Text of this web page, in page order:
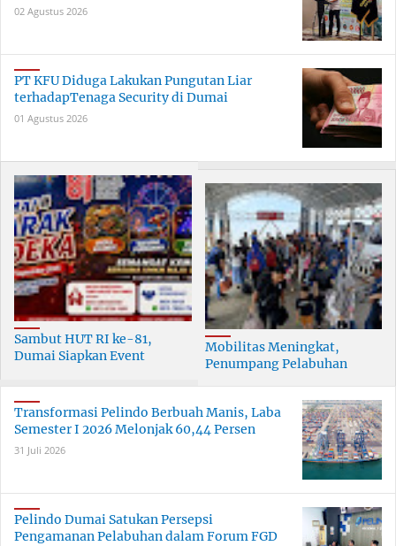
02 Agustus 2026
PT KFU Diduga Lakukan Pungutan Liar
terhadapTenaga Security di Dumai
01 Agustus 2026
Sambut HUT RI ke-81,
Dumai Siapkan Event
Mobilitas Meningkat,
Penumpang Pelabuhan
Transformasi Pelindo Berbuah Manis, Laba
Semester I 2026 Melonjak 60,44 Persen
31 Juli 2026
Pelindo Dumai Satukan Persepsi
Pengamanan Pelabuhan dalam Forum FGD